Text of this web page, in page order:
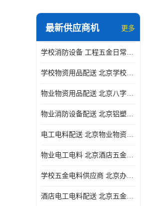
最新供应商机 更多
学校消防设备 工程五金日常供应
学校物资用品配送 北京学校五金电料供应商
物业物资用品配送 北京八字阀供应
物业消防设备配送 北京铝塑管配送
电工电料配送 北京物业物资用品配送 一站式采购供应
物业电工电料 北京酒店五金电料配送 华信万佳商贸
学校五金电料供应商 北京办公用品供应商 一站式采购供应
酒店电工电料配送 北京五金电料 华信万佳商贸